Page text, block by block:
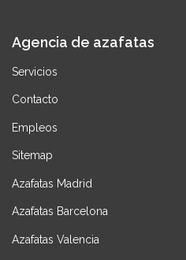
Agencia de azafatas
Servicios
Contacto
Empleos
Sitemap
Azafatas Madrid
Azafatas Barcelona
Azafatas Valencia